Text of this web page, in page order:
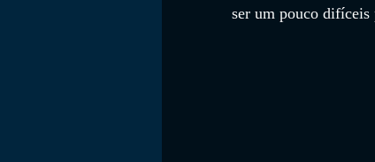
ser um pouco difíceis